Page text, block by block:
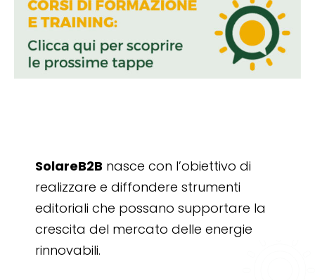
SolareB2B nasce con l’obiettivo di
realizzare e diffondere strumenti
editoriali che possano supportare la
crescita del mercato delle energie
rinnovabili.